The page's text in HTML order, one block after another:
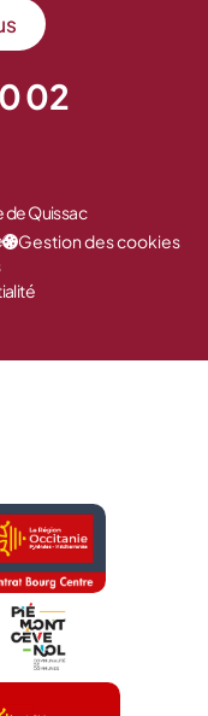
02
Quissac
Gestion des cookies